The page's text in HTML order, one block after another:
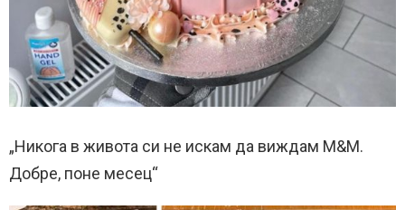
„Никога в живота си не искам да виждам M&M.
Добре, поне месец“